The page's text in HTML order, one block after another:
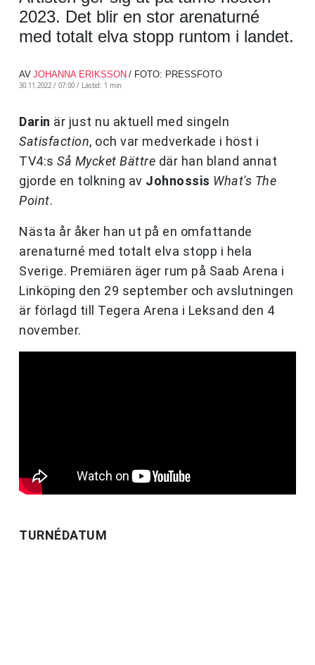
2023. Det blir en stor arenaturné
med totalt elva stopp runtom i landet.
AV JOHANNA ERIKSSON / FOTO: PRESSFOTO
30.11.2022 / 07:00 / Lästid: 1 min
Darin är just nu aktuell med singeln
Satisfaction, och var medverkade i höst i
TV4:s Så Mycket Bättre där han bland annat
gjorde en tolkning av Johnossis What's The
Point.
Nästa år åker han ut på en omfattande
arenaturné med totalt elva stopp i hela
Sverige. Premiären äger rum på Saab Arena i
Linköping den 29 september och avslutningen
är förlagd till Tegera Arena i Leksand den 4
november.
TURNÉDATUM